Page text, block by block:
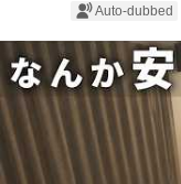
Auto-dubbed